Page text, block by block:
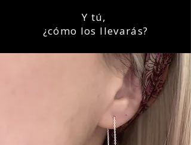
Y tú,
¿cómo los llevarás?